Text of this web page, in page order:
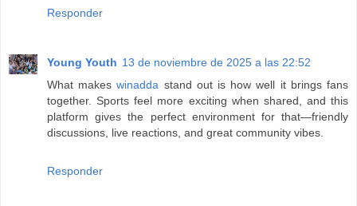
Responder
Young Youth 13 de noviembre de 2025 a las 22:52
What makeswinadda stand out is how well it brings fans
together. Sports feel more exciting when shared, and this
platform gives the perfect environment for that—friendly
discussions, live reactions, and great community vibes.
Responder